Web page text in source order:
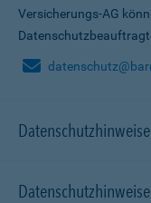
Versicherungs-AG